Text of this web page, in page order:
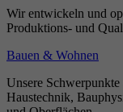
Wir entwickeln und
Produktions- und
Bauen & Wohnen
Unsere
Haustechnik,